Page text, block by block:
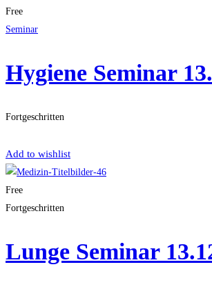
Free
Seminar
Hygiene Seminar
Fortgeschritten
Add to wishlist
Free
Fortgeschritten
Lunge Seminar